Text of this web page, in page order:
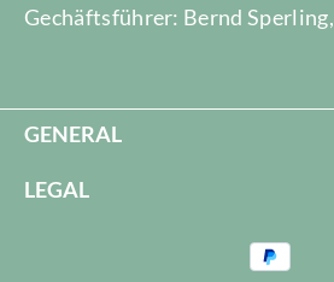
Gechäftsführer: Bernd
GENERAL
LEGAL